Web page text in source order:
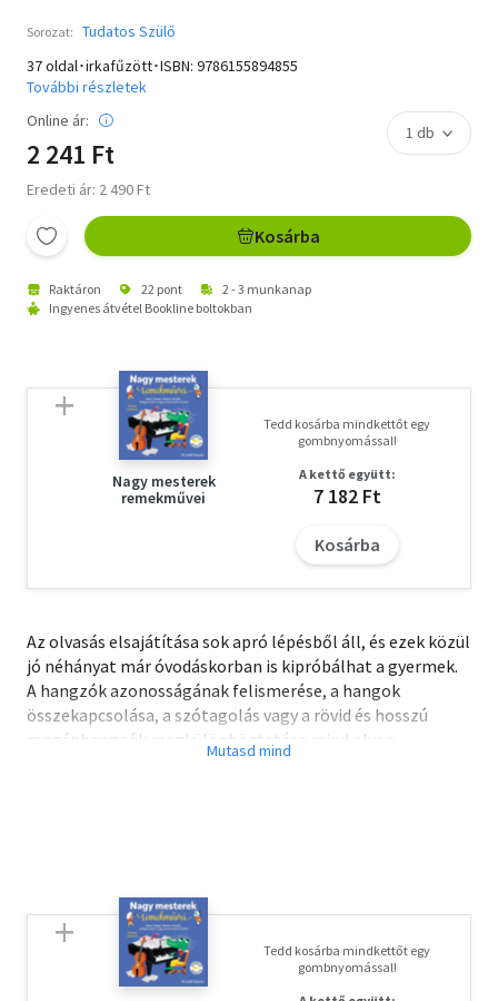
Sorozat: Tudatos Szülő
37 oldal･irkafűzött･ISBN: 9786155894855
További részletek
Online ár:
2 241 Ft
Eredeti ár: 2 490 Ft
Kosárba
Raktáron 22 pont
2 - 3 munkanap
Ingyenes átvétel Bookline boltokban
Nagy mesterek
remekművei
Tedd kosárba mindkettőt egy
gombnyomással!
A kettő együtt:
7 182 Ft
Kosárba
Az olvasás elsajátítása sok apró lépésből áll, és ezek közül
jó néhányat már óvodáskorban is kipróbálhat a gyermek.
A hangzók azonosságának felismerése, a hangok
összekapcsolása, a szótagolás vagy a rövid és hosszú
magánhangzók megkülönböztetése mind olyan
A betűkereső feladványok a betűkép azonosítását készítik
elő. A kedves történetek abban segítenek, hogy a gyermek
a hallott szövegből ki tudja szűrni a lényeget. Ez azért
fontos, mert ez az értő olvasás alapja.
Tedd kosárba mindkettőt egy
gombnyomással!